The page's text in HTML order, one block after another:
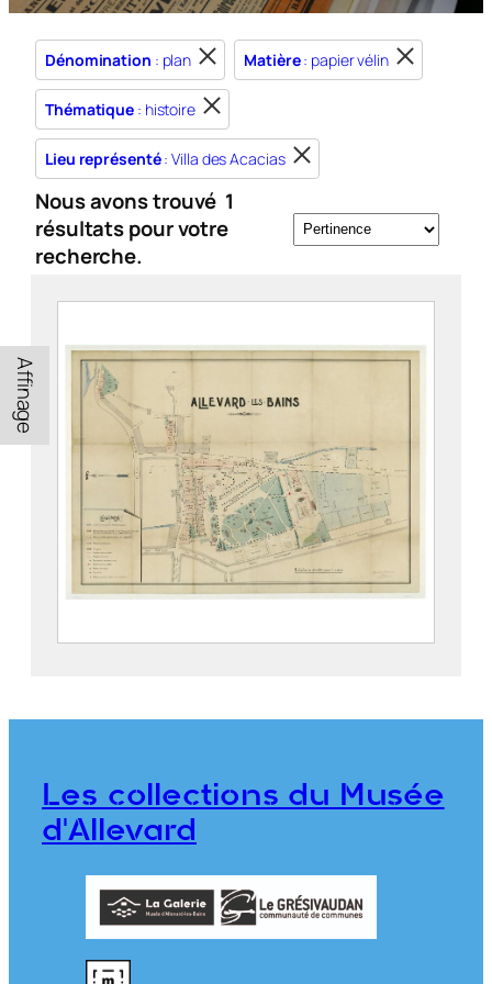
Dénomination : plan Matière: papier vélin
Thématique : histoire
Lieu représenté: Villa des Acacias
Nous avons trouvé 1
résultats pour votre
recherche.
Affinage
Parc thermal d’Allevard
Les collections du Musée
d'Allevard